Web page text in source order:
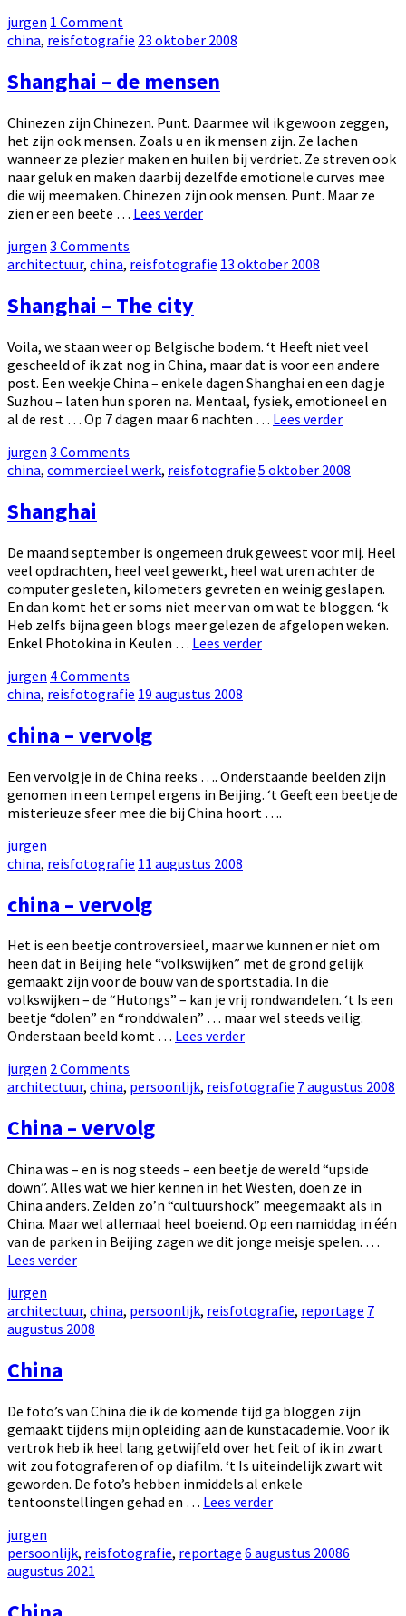
by
jurgen 1 Comment
Categories:
china, reisfotografie Posted
23 oktober 2008
Shanghai – de mensen
Chinezen zijn Chinezen. Punt. Daarmee wil ik gewoon zeggen,
het zijn ook mensen. Zoals u en ik mensen zijn. Ze lachen
wanneer ze plezier maken en huilen bij verdriet. Ze streven ook
naar geluk en maken daarbij dezelfde emotionele curves mee
die wij meemaken. Chinezen zijn ook mensen. Punt. Maar ze
zien er een beete … Lees verderShanghai
mensen
by
jurgen 3 Comments
Categories:
architectuur, china, reisfotografie Posted
13 oktober 2008
Shanghai – The city
Voila, we staan weer op Belgische bodem. ‘t Heeft niet veel
gescheeld of ik zat nog in China, maar dat is voor een andere
post. Een weekje China – enkele dagen Shanghai en een dagje
Suzhou – laten hun sporen na. Mentaal, fysiek, emotioneel en
al de rest … Op 7 dagen maar 6 nachten … Lees verderShanghai
city
by
jurgen 3 Comments
Categories:
china, commercieel werk, reisfotografie Posted
5 oktober 2008
Shanghai
De maand september is ongemeen druk geweest voor mij. Heel
veel opdrachten, heel veel gewerkt, heel wat uren achter de
computer gesleten, kilometers gevreten en weinig geslapen.
En dan komt het er soms niet meer van om wat te bloggen. ‘k
Heb zelfs bijna geen blogs meer gelezen de afgelopen weken.
Enkel Photokina in Keulen … Lees verderShanghai
by
jurgen 4 Comments
Categories:
china, reisfotografie Posted
19 augustus 2008
china – vervolg
Een vervolgje in de China reeks …. Onderstaande beelden zijn
genomen in een tempel ergens in Beijing. ‘t Geeft een beetje de
misterieuze sfeer mee die bij China hoort ….
by
jurgen
Categories:
china, reisfotografie Posted
11 augustus 2008
china – vervolg
Het is een beetje controversieel, maar we kunnen er niet om
heen dat in Beijing hele “volkswijken” met de grond gelijk
gemaakt zijn voor de bouw van de sportstadia. In die
volkswijken – de “Hutongs” – kan je vrij rondwandelen. ‘t Is een
beetje “dolen” en “ronddwalen” … maar wel steeds veilig.
Onderstaan beeld komt … Lees verderchina
by
jurgen 2 Comments
Categories:
architectuur, china, persoonlijk, reisfotografie Posted
7 augustus 2008
China – vervolg
China was – en is nog steeds – een beetje de wereld “upside
down”. Alles wat we hier kennen in het Westen, doen ze in
China anders. Zelden zo’n “cultuurshock” meegemaakt als in
China. Maar wel allemaal heel boeiend. Op een namiddag in één
van de parken in Beijing zagen we dit jonge meisje spelen. …
Lees verderChina
by
jurgen
Categories:
architectuur, china, persoonlijk, reisfotografie, reportage 7
augustus 2008
China
De foto’s van China die ik de komende tijd ga bloggen zijn
gemaakt tijdens mijn opleiding aan de kunstacademie. Voor ik
vertrok heb ik heel lang getwijfeld over het feit of ik in zwart
wit zou fotograferen of op diafilm. ‘t Is uiteindelijk zwart wit
geworden. De foto’s hebben inmiddels al enkele
tentoonstellingen gehad en … Lees verderChina
by
jurgen
Categories:
persoonlijk, reisfotografie, reportage Posted
6 augustus 20086
augustus 2021